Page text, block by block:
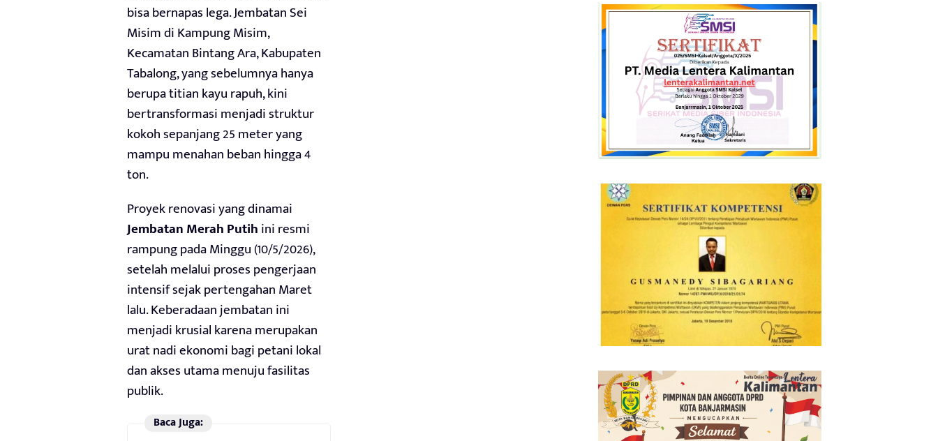
bisa bernapas lega. Jembatan Sei
Misim di Kampung Misim,
Kecamatan Bintang Ara, Kabupaten
Tabalong, yang sebelumnya hanya
berupa titian kayu rapuh, kini
bertransformasi menjadi struktur
kokoh sepanjang 25 meter yang
mampu menahan beban hingga 4
ton.
Proyek renovasi yang dinamai
Jembatan Merah Putihini resmi
rampung pada Minggu (10/5/2026),
setelah melalui proses pengerjaan
intensif sejak pertengahan Maret
lalu. Keberadaan jembatan ini
menjadi krusial karena merupakan
urat nadi ekonomi bagi petani lokal
dan akses utama menuju fasilitas
publik.
Baca Juga: